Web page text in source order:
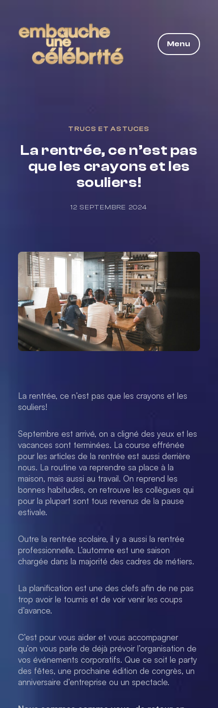
Menu
TRUCS ET ASTUCES
La rentrée, ce n’est pas
que les crayons et les
souliers!
12 SEPTEMBRE 2024
La rentrée, ce n’est pas que les crayons et les
souliers!
Septembre est arrivé, on a cligné des yeux et les
vacances sont terminées. La course effrénée
pour les articles de la rentrée est aussi derrière
nous. La routine va reprendre sa place à la
maison, mais aussi au travail. On reprend les
bonnes habitudes, on retrouve les collègues qui
pour la plupart sont tous revenus de la pause
estivale.
Outre la rentrée scolaire, il y a aussi la rentrée
professionnelle. L’automne est une saison
chargée dans la majorité des cadres de métiers.
La planification est une des clefs afin de ne pas
trop avoir le tournis et de voir venir les coups
d’avance.
C’est pour vous aider et vous accompagner
qu’on vous parle de déjà prévoir l’organisation de
vos événements corporatifs. Que ce soit le party
des fêtes, une prochaine édition de congrès, un
anniversaire d’entreprise ou un spectacle.